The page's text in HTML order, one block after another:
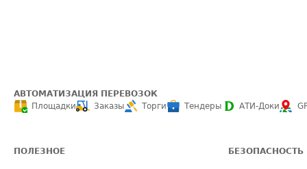
АВТОМАТИЗАЦИЯ ПЕРЕВОЗОК
Площадки
Заказы Торги Тендеры АТИ-Доки
ПОЛЕЗНОЕ БЕЗОПАСНОСТЬ